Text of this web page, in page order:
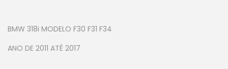
BMW 318i MODELO F30 F31 F34
ANO DE 2011 ATÉ 2017